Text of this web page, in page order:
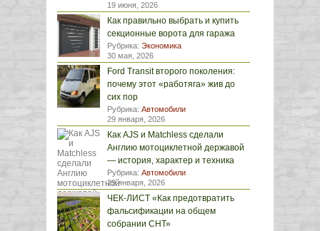
19 июня, 2026
Как правильно выбрать и купить
секционные ворота для гаража
Рубрика: Экономика
30 мая, 2026
Ford Transit второго поколения:
почему этот «работяга» жив до
сих пор
Рубрика: Автомобили
29 января, 2026
Как AJS и Matchless сделали
Англию мотоциклетной державой
— история, характер и техника
Рубрика: Автомобили
29 января, 2026
ЧЕК-ЛИСТ «Как предотвратить
фальсификации на общем
собрании СНТ»